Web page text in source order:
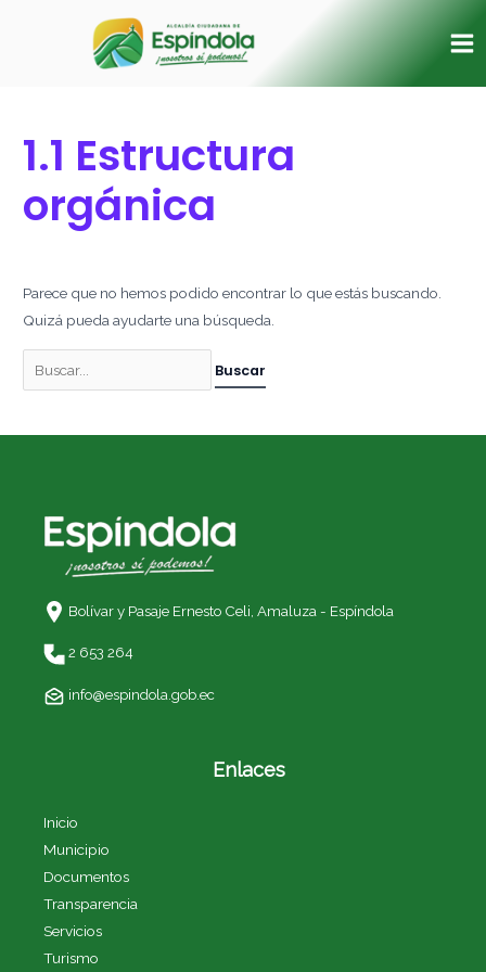
1.1 Estructura
orgánica
Parece que no hemos podido encontrar lo que estás buscando.
Quizá pueda ayudarte una búsqueda.
Bolívar y Pasaje Ernesto Celi, Amaluza - Espíndola
2 653 264
info@espindola.gob.ec
Enlaces
Inicio
Municipio
Documentos
Transparencia
Servicios
Turismo